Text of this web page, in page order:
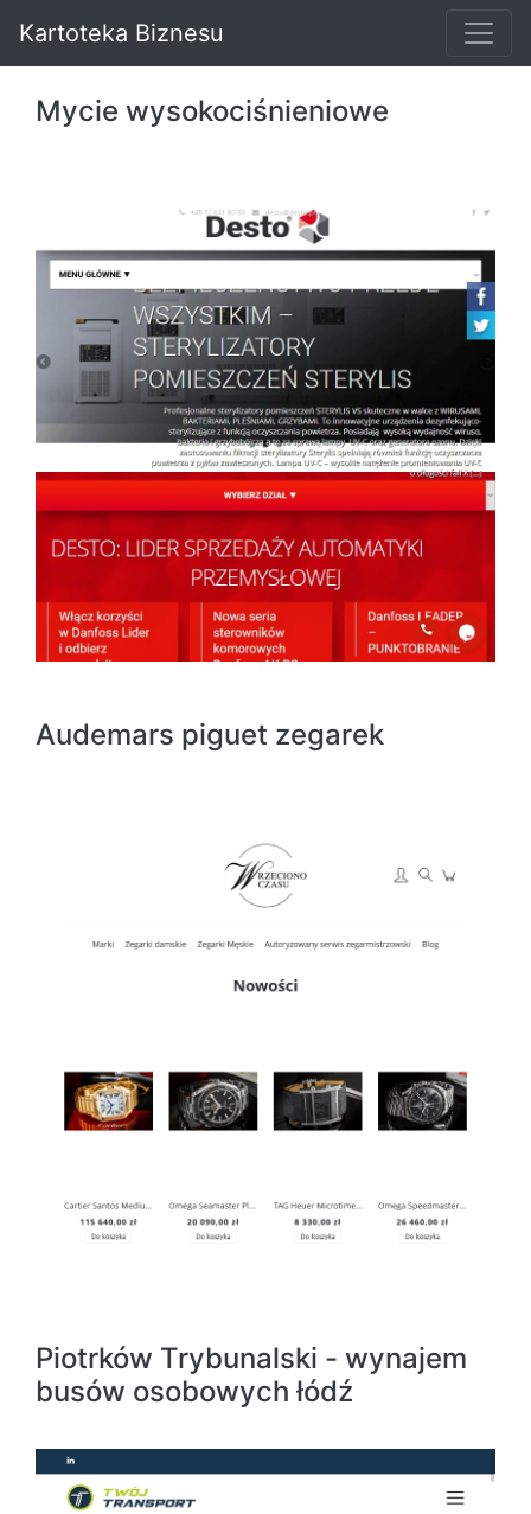
Kartoteka Biznesu
Mycie wysokociśnieniowe
Audemars piguet zegarek
Piotrków Trybunalski - wynajem
busów osobowych łódź